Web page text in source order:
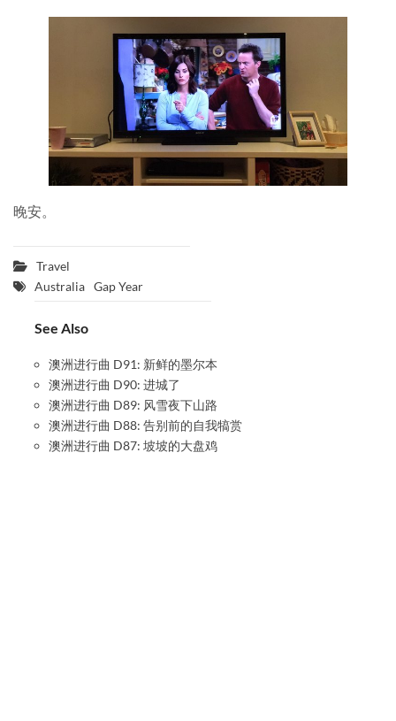
晚安。
Travel
Australia Gap Year
See Also
澳洲进行曲 D91: 新鲜的墨尔本
澳洲进行曲 D90: 进城了
澳洲进行曲 D89: 风雪夜下山路
澳洲进行曲 D88: 告别前的自我犒赏
澳洲进行曲 D87: 坡坡的大盘鸡